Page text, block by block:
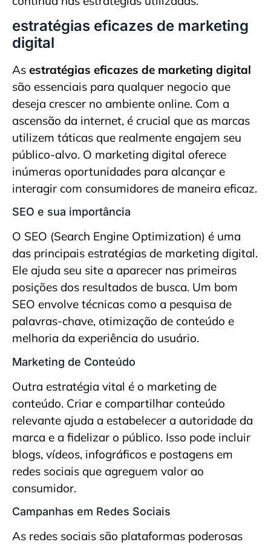
estratégias eficazes de marketing
digital
As estratégias eficazes de marketing digital
são essenciais para qualquer negocio que
deseja crescer no ambiente online. Com a
ascensão da internet, é crucial que as marcas
utilizem táticas que realmente engajem seu
público-alvo. O marketing digital oferece
inúmeras oportunidades para alcançar e
interagir com consumidores de maneira eficaz.
SEO e sua importância
O SEO (Search Engine Optimization) é uma
das principais estratégias de marketing digital.
Ele ajuda seu site a aparecer nas primeiras
posições dos resultados de busca. Um bom
SEO envolve técnicas como a pesquisa de
palavras-chave, otimização de conteúdo e
melhoria da experiência do usuário.
Marketing de Conteúdo
Outra estratégia vital é o marketing de
conteúdo. Criar e compartilhar conteúdo
relevante ajuda a estabelecer a autoridade da
marca e a fidelizar o público. Isso pode incluir
blogs, vídeos, infográficos e postagens em
redes sociais que agreguem valor ao
consumidor.
Campanhas em Redes Sociais
As redes sociais são plataformas poderosas